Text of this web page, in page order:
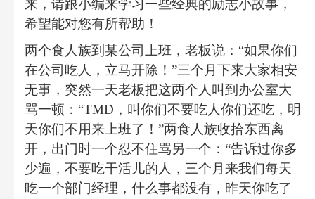
来，请跟小编来学习一些经典的励志小故事，
希望能对您有所帮助！
两个食人族到某公司上班，老板说： “如果你们
在公司吃人，立马开除！ ”三个月下来大家相安
无事，突然一天老板把这两个人叫到办公室大
骂一顿： “TMD ，叫你们不要吃人你们还吃，明
天你们不用来上班了！ ”两食人族收拾东西离
开，出门时一个忍不住骂另一个： “告诉过你多
少遍，不要吃干活儿的人，三个月来我们每天
吃一个部门经理，什么事都没有，昨天你吃了